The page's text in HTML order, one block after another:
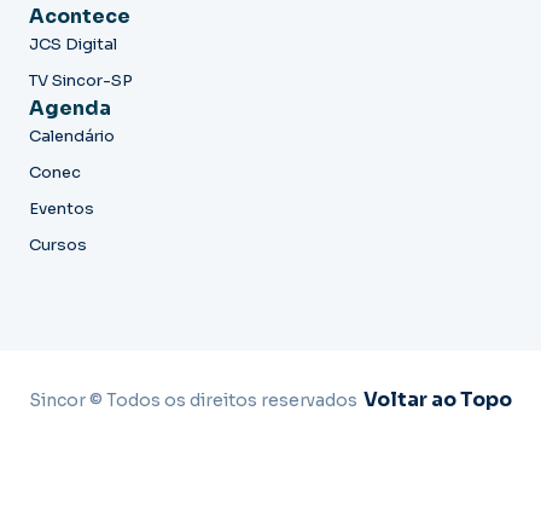
Acontece
JCS Digital
TV Sincor-SP
Agenda
Calendário
Conec
Eventos
Cursos
Sincor © Todos os direitos reservados Voltar ao Topo